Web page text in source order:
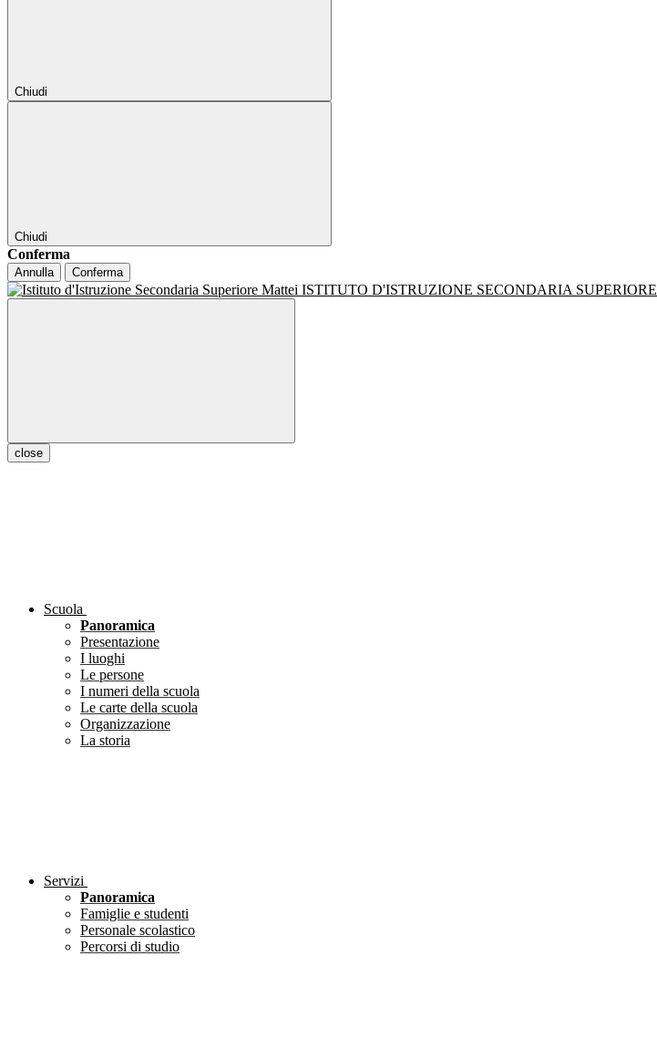
Chiudi
Chiudi
Conferma
Annulla Conferma
ISTITUTO D'ISTRUZIONE SECONDARIA SUPERIORE
close
Scuola
Panoramica
Presentazione
I luoghi
Le persone
I numeri della scuola
Le carte della scuola
Organizzazione
La storia
Servizi
Panoramica
Famiglie e studenti
Personale scolastico
Percorsi di studio